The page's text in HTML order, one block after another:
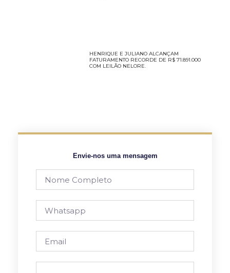
HENRIQUE E JULIANO ALCANÇAM
FATURAMENTO RECORDE DE R$ 71.891.000
COM LEILÃO NELORE.
Envie-nos uma mensagem